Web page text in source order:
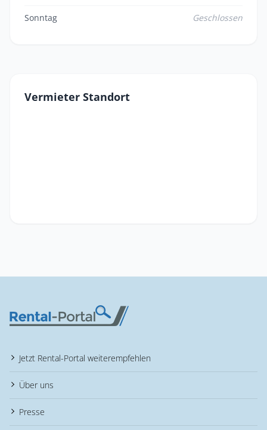
Sonntag Geschlossen
Vermieter Standort
Jetzt Rental-Portal weiterempfehlen
Über uns
Presse